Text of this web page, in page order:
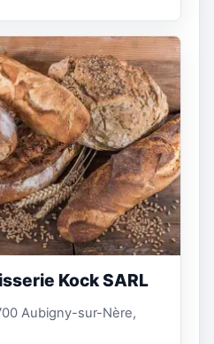
Kock SARL
Aubigny-sur-Nère,